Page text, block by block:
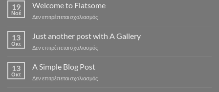
19
Νοέ
Welcome to Flatsome
Δεν επιτρέπεται σχολιασμόςστο
to
13
Οκτ
Just another post with A Gallery
Δεν επιτρέπεται σχολιασμόςστο
with
13
Οκτ
A Simple Blog Post
Δεν επιτρέπεται σχολιασμόςστο